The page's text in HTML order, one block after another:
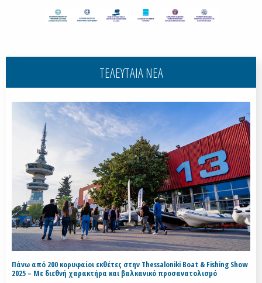
ΤΕΛΕΥΤΑΙΑ ΝΕΑ
Πάνω από 200 κορυφαίοι εκθέτες στην Thessaloniki Boat & Fishing Show
2025 – Με διεθνή χαρακτήρα και βαλκανικό προσανατολισμό